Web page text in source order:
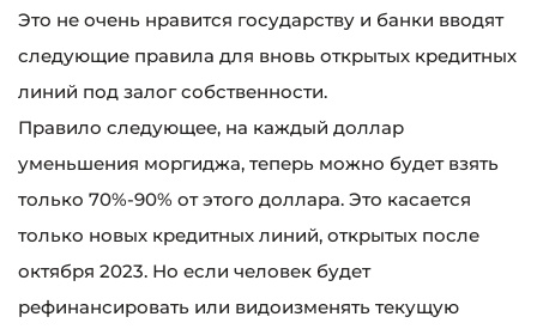
Это не очень нравится государству и банки вводят
следующие правила для вновь открытых кредитных
линий под залог собственности.
Правило следующее, на каждый доллар
уменьшения моргиджа, теперь можно будет взять
только 70%-90% от этого доллара. Это касается
только новых кредитных линий, открытых после
октября 2023. Но если человек будет
рефинансировать или видоизменять текущую